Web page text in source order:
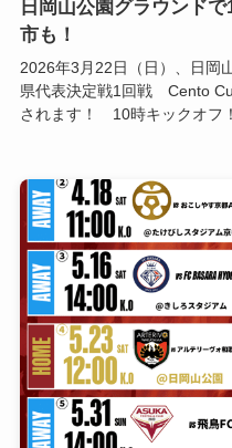
日岡山公園グラウンド
市も！
2026年3月22日（日）、日岡
県代表決定戦1回戦 Cento
されます！ 10時キックオフ